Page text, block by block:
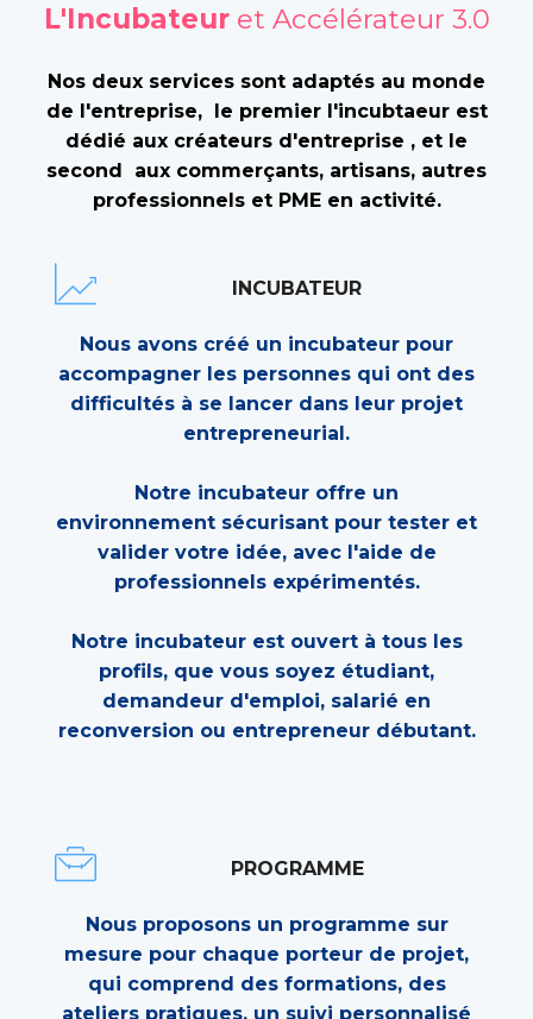
L'Incubateuret Accélérateur 3.0
Nos deux services sont adaptés au monde
de l'entreprise, le premier l'incubtaeur est
dédié aux créateurs d'entreprise , et le
second aux commerçants, artisans, autres
professionnels et PME en activité.
INCUBATEUR
Nous avons créé un incubateur pour
accompagner les personnes qui ont des
difficultés à se lancer dans leur projet
entrepreneurial.
Notre incubateur offre un
environnement sécurisant pour tester et
valider votre idée, avec l'aide de
professionnels expérimentés.
Notre incubateur est ouvert à tous les
profils, que vous soyez étudiant,
demandeur d'emploi, salarié en
reconversion ou entrepreneur débutant.
PROGRAMME
Nous proposons un programme sur
mesure pour chaque porteur de projet,
qui comprend des formations, des
ateliers pratiques, un suivi personnalisé